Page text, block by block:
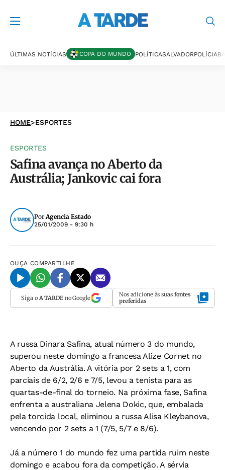
ÚLTIMAS NOTÍCIAS COPA DO MUNDO POLÍTICASALVADORPOLÍCIA
HOME>ESPORTES
ESPORTES
Safina avança no Aberto da
Austrália; Jankovic cai fora
PorAgencia Estado
25/01/2009 - 9:30 h
OUÇA COMPARTILHE
Siga o A TARDEno Google Nos adicione às suas fontes
preferidas
A russa Dinara Safina, atual número 3 do mundo,
superou neste domingo a francesa Alize Cornet no
Aberto da Austrália. A vitória por 2 sets a 1, com
parciais de 6/2, 2/6 e 7/5, levou a tenista para as
quartas-de-final do torneio. Na próxima fase, Safina
enfrenta a australiana Jelena Dokic, que, embalada
pela torcida local, eliminou a russa Alisa Kleybanova,
vencendo por 2 sets a 1 (7/5, 5/7 e 8/6).
Já a número 1 do mundo fez uma partida ruim neste
domingo e acabou fora da competição. A sérvia